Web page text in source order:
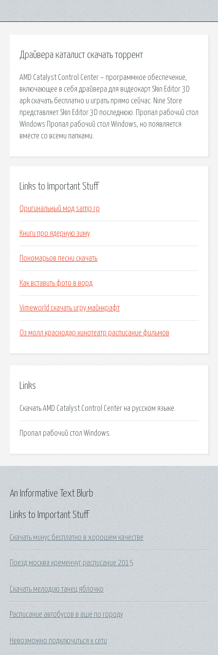
Драйвера каталист скачать торрент
AMD Catalyst Control Center – программное обеспечение,
включающее в себя драйвера для видеокарт Skin Editor 3D
apk скачать бесплатно и играть прямо сейчас. Nine Store
представляет Skin Editor 3D последнюю. Пропал рабочий стол
Windows Пропал рабочий стол Windows, но появляется
вместе со всеми папками.
Links to Important Stuff
Оригинальный мод samp rp
Книги про ядерную зиму
Пономарьов песни скачать
Как вставить фото в ворд
Vimeworld скачать игру майнкрафт
Оз молл краснодар кинотеатр расписание фильмов
Links
Скачать AMD Catalyst Control Center на русском языке.
Пропал рабочий стол Windows.
Links to Important Stuff
Скачать минус бесплатно в хорошем качестве
Поезд москва кременчуг расписание 2015
Скачать мелодию танец яблочко
Расписание автобусов в аше по городу
Невозможно подключиться к сети
An Informative Text Blurb